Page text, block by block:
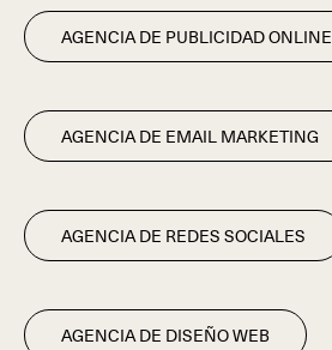
AGENCIA DE PUBLICIDAD ONLINE
AGENCIA DE EMAIL MARKETING
AGENCIA DE REDES SOCIALES
AGENCIA DE DISEÑO WEB